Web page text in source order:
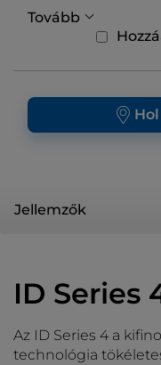
Tovább
Jellemzők
ID Series
Az ID Series 4 a
technológia